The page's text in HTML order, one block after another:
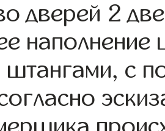
дверей 2
штангами, с